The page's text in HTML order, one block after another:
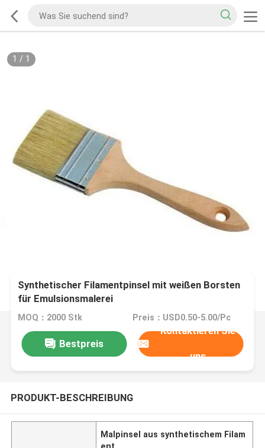
1 / 1
Synthetischer Filamentpinsel mit weißen Borsten
für Emulsionsmalerei
MOQ：2000 Stk Preis：USD0.50-5.00/Pc
Bestpreis
Kontaktieren Sie
uns
PRODUKT-BESCHREIBUNG
Malpinsel aus synthetischem Filam
ent